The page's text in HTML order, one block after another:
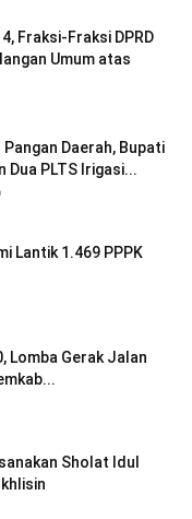
Fraksi-Fraksi DPRD
Umum atas
Daerah, Bupati
Dua PLTS Irigasi...
Lantik 1.469 PPPK
Lomba Gerak Jalan
Sholat Idul